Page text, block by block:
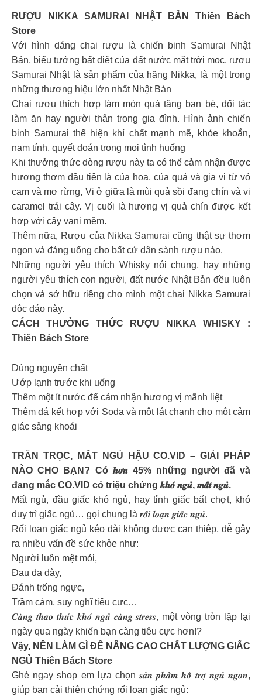
RƯỢU NIKKA SAMURAI NHẬT BẢN Thiên Bách
Store
Với hình dáng chai rượu là chiến binh Samurai Nhật
Bản, biểu tưởng bất diệt của đất nước mặt trời mọc, rượu
Samurai Nhật là sản phẩm của hãng Nikka, là một trong
những thương hiệu lớn nhất Nhật Bản
Chai rượu thích hợp làm món quà tặng bạn bè, đối tác
làm ăn hay người thân trong gia đình. Hình ảnh chiến
binh Samurai thể hiện khí chất mạnh mẽ, khỏe khoắn,
nam tính, quyết đoán trong mọi tình huống
Khi thưởng thức dòng rượu này ta có thể cảm nhận được
hương thơm đầu tiên là của hoa, của quả và gia vị từ vỏ
cam và mơ rừng, Vị ở giữa là mùi quả sồi đang chín và vị
caramel trái cây. Vị cuối là hương vị quả chín được kết
hợp với cây vani mềm.
Thêm nữa, Rượu của Nikka Samurai cũng thật sự thơm
ngon và đáng uống cho bất cứ dân sành rượu nào.
Những người yêu thích Whisky nói chung, hay những
người yêu thích con người, đất nước Nhật Bản đều luôn
chọn và sở hữu riêng cho mình một chai Nikka Samurai
độc đáo này.
CÁCH THƯỞNG THỨC RƯỢU NIKKA WHISKY :
Thiên Bách Store
Dùng nguyên chất
Ướp lạnh trước khi uống
Thêm một ít nước để cảm nhận hương vị mãnh liệt
Thêm đá kết hợp với Soda và một lát chanh cho một cảm
giác sảng khoái
TRẰN TRỌC, MẤT NGỦ HẬU CO.VID – GIẢI PHÁP
NÀO CHO BẠN? Có 𝒉𝒐̛𝒏 45% những người đã và
đang mắc CO.VID có triệu chứng 𝒌𝒉𝒐́ 𝒏𝒈𝒖̉, 𝒎𝒂̂́𝒕 𝒏𝒈𝒖̉.
Mất ngủ, đầu giấc khó ngủ, hay tỉnh giấc bất chợt, khó
duy trì giấc ngủ… gọi chung là 𝒓𝒐̂́𝒊 𝒍𝒐𝒂̣𝒏 𝒈𝒊𝒂̂́𝒄 𝒏𝒈𝒖̉.
Rối loạn giấc ngủ kéo dài không được can thiệp, dễ gây
ra nhiều vấn đề sức khỏe như:
Người luôn mệt mỏi,
Đau dạ dày,
Đánh trống ngực,
Trầm cảm, suy nghĩ tiêu cực…
𝑪𝒂̀𝒏𝒈 𝒕𝒉𝒂𝒐 𝒕𝒉𝒖̛́𝒄 𝒌𝒉𝒐́ 𝒏𝒈𝒖̉ 𝒄𝒂̀𝒏𝒈 𝒔𝒕𝒓𝒆𝒔𝒔, một vòng tròn lặp lại
ngày qua ngày khiến bạn càng tiêu cực hơn!?
Vậy, NÊN LÀM GÌ ĐỂ NÂNG CAO CHẤT LƯỢNG GIẤC
NGỦ Thiên Bách Store
Ghé ngay shop em lựa chọn 𝒔𝒂̉𝒏 𝒑𝒉𝒂̂̉𝒎 𝒉𝒐̂̃ 𝒕𝒓𝒐̛̣ 𝒏𝒈𝒖̉ 𝒏𝒈𝒐𝒏,
giúp bạn cải thiện chứng rối loạn giấc ngủ: